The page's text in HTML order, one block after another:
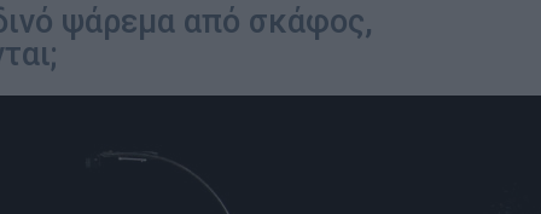
ψάρεμα από σκάφος,